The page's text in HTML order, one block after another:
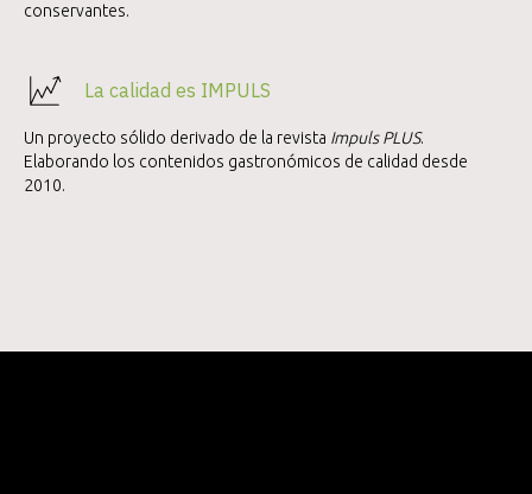
conservantes.
La calidad es IMPULS
Un proyecto sólido derivado de la revista Impuls PLUS.
Elaborando los contenidos gastronómicos de calidad desde
2010.